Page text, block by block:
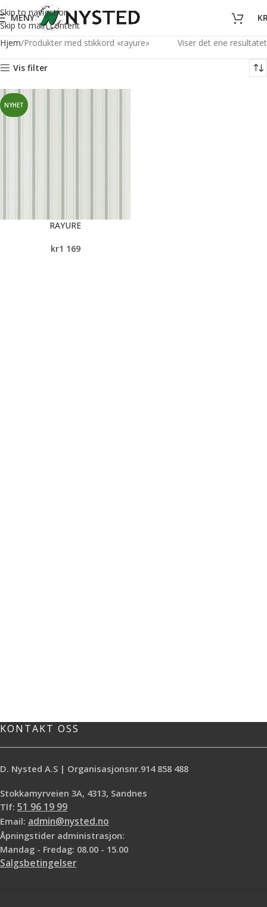
Skip to navigation
Skip to main content
MENY
Hjem Produkter med stikkord «rayure» Viser det ene resultatet
Vis filter
NYHET
RAYURE
kr1 169
KONTAKT OSS
D. Nysted A.S | Organisasjonsnr.914 858 488
Stokkamyrveien 3A, 4313, Sandnes
Tlf: 51 96 19 99
Email: admin@nysted.no
Åpningstider administrasjon:
Mandag - Fredag: 08.00 - 15.00
Salgsbetingelser